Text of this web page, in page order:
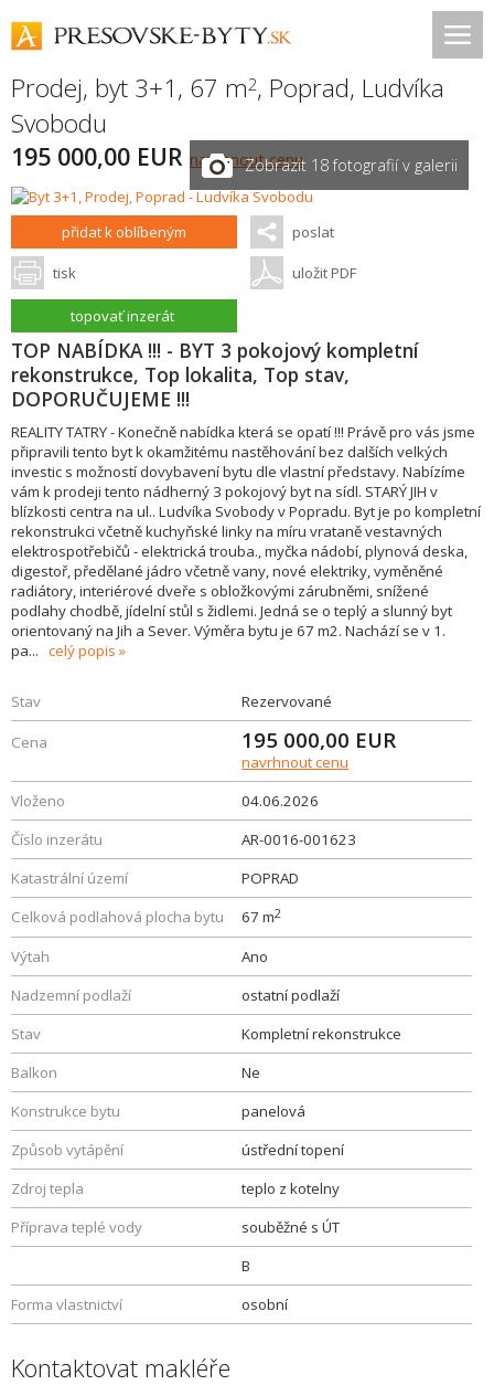
Prodej, byt 3+1, 67 m2, Poprad, Ludvíka
Svobodu
195 000,00 EUR navrhnout cenuZobrazit 18 fotografií v galerii
přidat k oblíbeným poslat
tisk uložit PDF
topovať inzerát
TOP NABÍDKA !!! - BYT 3 pokojový kompletní
rekonstrukce, Top lokalita, Top stav,
DOPORUČUJEME !!!
REALITY TATRY - Konečně nabídka která se opatí !!! Právě pro vás jsme
připravili tento byt k okamžitému nastěhování bez dalších velkých
investic s možností dovybavení bytu dle vlastní představy. Nabízíme
vám k prodeji tento nádherný 3 pokojový byt na sídl. STARÝ JIH v
blízkosti centra na ul.. Ludvíka Svobody v Popradu. Byt je po kompletní
rekonstrukci včetně kuchyňské linky na míru vrataně vestavných
elektrospotřebičů - elektrická trouba., myčka nádobí, plynová deska,
digestoř, předělané jádro včetně vany, nové elektriky, vyměněné
radiátory, interiérové dveře s obložkovými zárubněmi, snížené
podlahy chodbě, jídelní stůl s židlemi. Jedná se o teplý a slunný byt
orientovaný na Jih a Sever. Výměra bytu je 67 m2. Nachází se v 1.
pa... celý popis
Stav Rezervované
Cena 195 000,00 EUR
navrhnout cenu
Vloženo
04.06.2026
Číslo inzerátu
AR-0016-001623
Katastrální území
POPRAD
Celková podlahová plocha bytu
67 m2
Výtah
Ano
Nadzemní podlaží
ostatní podlaží
Stav
Kompletní rekonstrukce
Balkon
Ne
Konstrukce bytu
panelová
Způsob vytápění
ústřední topení
Zdroj tepla
teplo z kotelny
Příprava teplé vody
souběžné s ÚT
B
Forma vlastnictví
osobní
Kontaktovat makléře